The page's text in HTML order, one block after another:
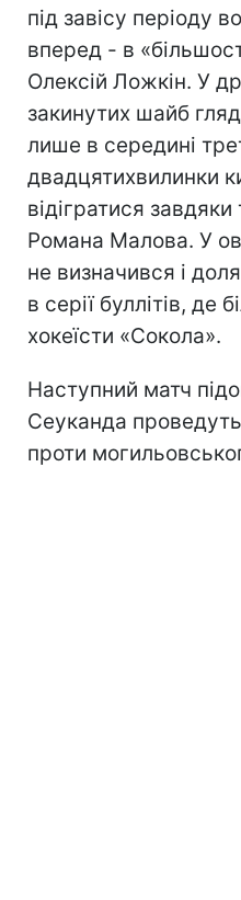
під завісу періоду
вперед - в
Олексій Ложкін. У
закинутих шайб
лише в середині
двадцятихвилинки
відігратися
Романа Малова. У
не визначився і
в серії буллітів, де
хокеїсти «Сокола».
Наступний матч
Сеуканда проведуть
проти